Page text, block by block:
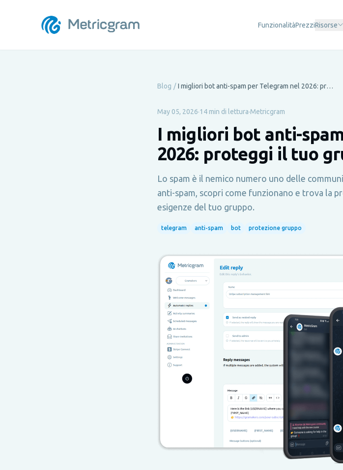
FunzionalitàPrezziRisorse
Blog / I migliori bot anti-spam per Telegram nel 2026: proteggi il tuo gruppo
May 05, 2026·14 min di lettura·Metricgram
I migliori bot anti-
2026: proteggi il tuo
Lo spam è il nemico numero uno delle
anti-spam, scopri come funzionano e trova la
esigenze del tuo gruppo.
telegram anti-spam bot protezione gruppo